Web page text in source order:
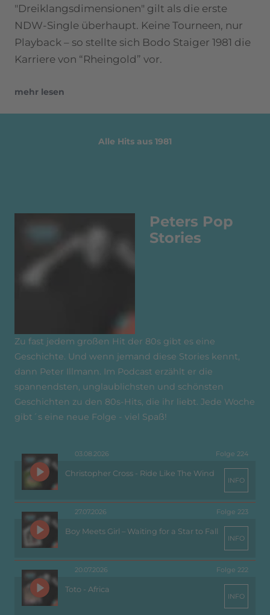
"Dreiklangsdimensionen" gilt als die erste
NDW-Single überhaupt. Keine Tourneen, nur
Playback – so stellte sich Bodo Staiger 1981 die
Karriere von “Rheingold” vor.
mehr lesen
Alle Hits aus 1981
Peters Pop
Stories
Zu fast jedem großen Hit der 80s gibt es eine
Geschichte. Und wenn jemand diese Stories kennt,
dann Peter Illmann. Im Podcast erzählt er die
spannendsten, unglaublichsten und schönsten
Geschichten zu den 80s-Hits, die ihr liebt. Jede Woche
gibt´s eine neue Folge - viel Spaß!
03.08.2026 Folge 224
Christopher Cross - Ride Like The Wind
INFO
27.07.2026 Folge 223
Boy Meets Girl – Waiting for a Star to Fall
INFO
20.07.2026 Folge 222
Toto - Africa
INFO